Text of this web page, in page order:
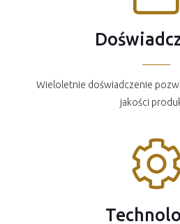
Wieloletnie doświadczenie
jakości